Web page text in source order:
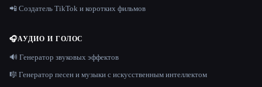
📲 Создатель TikTok и коротких фильмов
🎧АУДИО И ГОЛОС
🔊 Генератор звуковых эффектов
🎼 Генератор песен и музыки с искусственным интеллектом